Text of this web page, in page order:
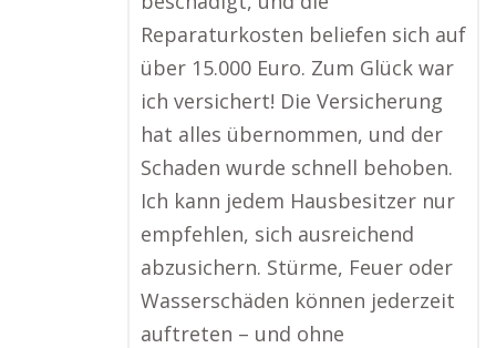
Reparaturkosten beliefen sich auf
über 15.000 Euro. Zum Glück war
ich versichert! Die Versicherung
hat alles übernommen, und der
Schaden wurde schnell behoben.
Ich kann jedem Hausbesitzer nur
empfehlen, sich ausreichend
abzusichern. Stürme, Feuer oder
Wasserschäden können jederzeit
auftreten – und ohne